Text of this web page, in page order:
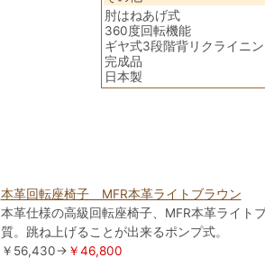
肘はねあげ式
360度回転機能
ギヤ式3段階背リクライニ
完成品
日本製
本革回転座椅子 MFR本革ライトブラウン
本革仕様の高級回転座椅子、MFR本革ライト
質。跳ね上げることが出来るポンプ式。
￥56,430→ ￥46,800